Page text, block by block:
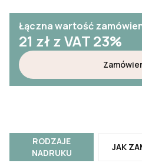
Łączna wartość
21 zł z VAT 23%
RODZAJE
NADRUKU
JAK